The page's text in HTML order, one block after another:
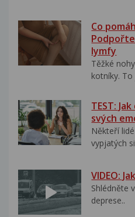
Co
lymfy
Těžké
kotníky. To
TEST:
svých
Někteří
vypjatých
VIDEO:
Shlédněte
deprese..